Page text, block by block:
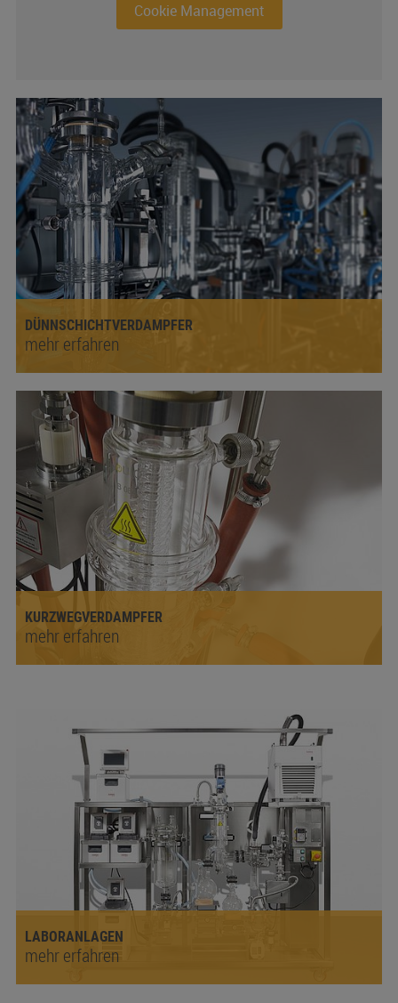
Cookie Management
DÜNNSCHICHTVERDAMPFER
mehr erfahren
KURZWEGVERDAMPFER
mehr erfahren
LABORANLAGEN
mehr erfahren